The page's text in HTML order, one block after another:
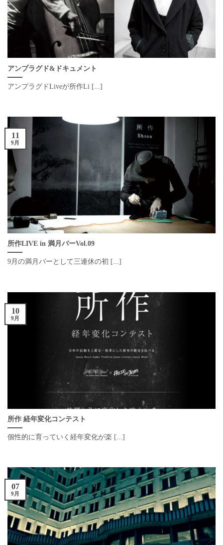
アンプラグド&ドキュメント
アンプラグドLiveが所作Li [...]
所作LIVE in 満月バーVol.09
9月の満月バーとして三連休の初 [...]
11
9月
所作 経年変化コンテスト
個性的に育っていく経年変化が楽 [...]
10
9月
07
9月